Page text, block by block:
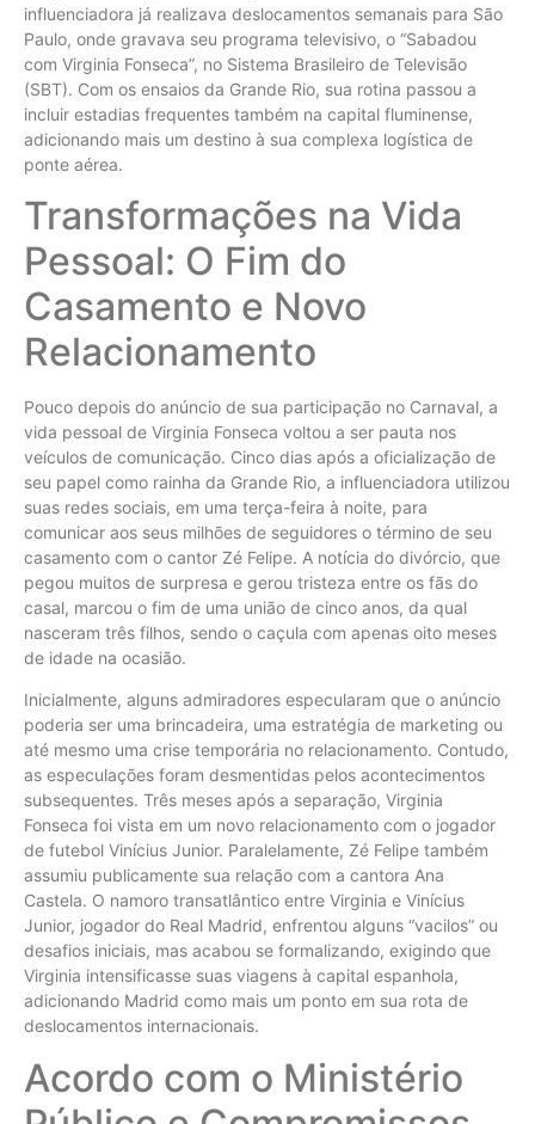
influenciadora já realizava deslocamentos semanais para São
Paulo, onde gravava seu programa televisivo, o “Sabadou
com Virginia Fonseca”, no Sistema Brasileiro de Televisão
(SBT). Com os ensaios da Grande Rio, sua rotina passou a
incluir estadias frequentes também na capital fluminense,
adicionando mais um destino à sua complexa logística de
ponte aérea.
Transformações na Vida
Pessoal: O Fim do
Casamento e Novo
Relacionamento
Pouco depois do anúncio de sua participação no Carnaval, a
vida pessoal de Virginia Fonseca voltou a ser pauta nos
veículos de comunicação. Cinco dias após a oficialização de
seu papel como rainha da Grande Rio, a influenciadora utilizou
suas redes sociais, em uma terça-feira à noite, para
comunicar aos seus milhões de seguidores o término de seu
casamento com o cantor Zé Felipe. A notícia do divórcio, que
pegou muitos de surpresa e gerou tristeza entre os fãs do
casal, marcou o fim de uma união de cinco anos, da qual
nasceram três filhos, sendo o caçula com apenas oito meses
de idade na ocasião.
Inicialmente, alguns admiradores especularam que o anúncio
poderia ser uma brincadeira, uma estratégia de marketing ou
até mesmo uma crise temporária no relacionamento. Contudo,
as especulações foram desmentidas pelos acontecimentos
subsequentes. Três meses após a separação, Virginia
Fonseca foi vista em um novo relacionamento com o jogador
de futebol Vinícius Junior. Paralelamente, Zé Felipe também
assumiu publicamente sua relação com a cantora Ana
Castela. O namoro transatlântico entre Virginia e Vinícius
Junior, jogador do Real Madrid, enfrentou alguns “vacilos” ou
desafios iniciais, mas acabou se formalizando, exigindo que
Virginia intensificasse suas viagens à capital espanhola,
adicionando Madrid como mais um ponto em sua rota de
deslocamentos internacionais.
Acordo com o Ministério